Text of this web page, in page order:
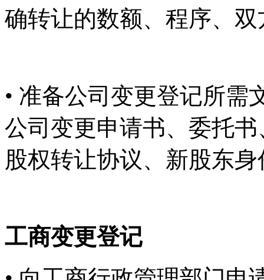
确转让的数额、程序、
• 准备公司变更登记所需
公司变更申请书、委托
股权转让协议、新股东
工商变更登记